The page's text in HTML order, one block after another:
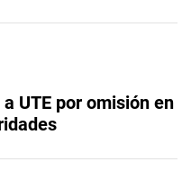
UTE por omisión en